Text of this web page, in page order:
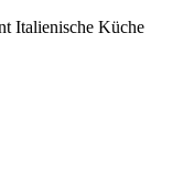
Italienische Küche